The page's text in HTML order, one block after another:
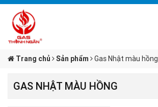
Trang chủ Sản phẩm Gas Nhật màu hồng
GAS NHẬT MÀU HỒNG